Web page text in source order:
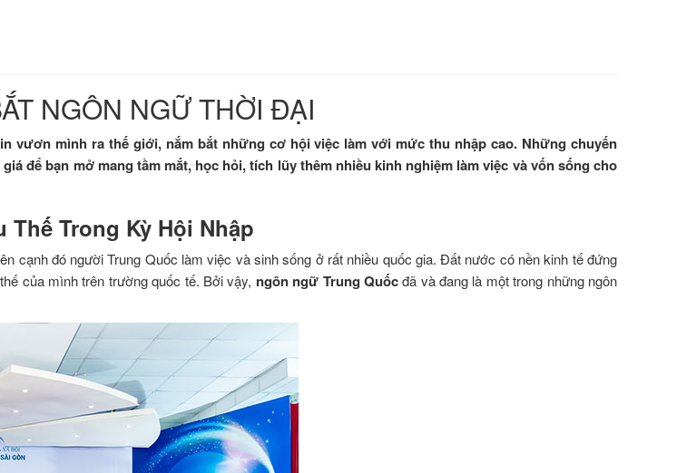
NGÔN NGỮ THỜI ĐẠI
vươn mình ra thế giới, nắm bắt những cơ hội việc làm với mức thu nhập cao. Những chuyến
để bạn mở mang tầm mắt, học hỏi, tích lũy thêm nhiều kinh nghiệm làm việc và vốn sống cho
Trong Kỳ Hội Nhập
cạnh đó người Trung Quốc làm việc và sinh sống ở rất nhiều quốc gia. Đất nước có nền kinh tế đứng
của mình trên trường quốc tế. Bởi vậy, ngôn ngữ Trung Quốcđã và đang là một trong những ngôn